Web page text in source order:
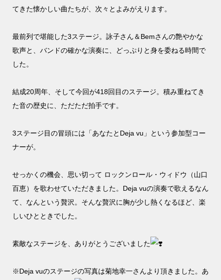
てきた懐かしい曲たちが、次々とよみがえります。
最前列で堪能した3ステージ。詠子さん＆Bemさんの艶やかな
歌声と、バンドの確かな演奏に、どっぷりと身を委ねる時間で
した。
結成20周年、そして今回が418回目のステージ。積み重ねてき
た音の歴史に、ただただ拍手です。
3ステージ目の冒頭には「あなたとDeja vu」という参加型コー
ナーが。
せっかくの機会、思い切って ロックンロール・ウィドウ（山口
百恵）を歌わせていただきました。Deja vuの演奏で歌えるなん
て、なんという贅沢。そんな贅沢に胸が少し熱くなるほど、楽
しいひとときでした。
素敵なステージを、ありがとうございました
※Deja vuのステージの写真は菊地幸一さんより頂きました。あ